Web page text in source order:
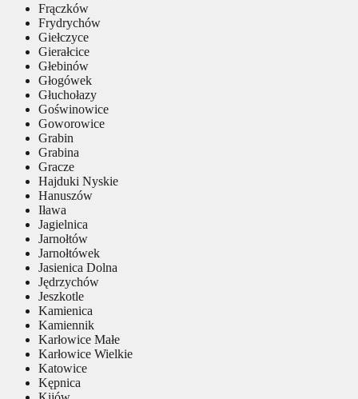
Frączków
Frydrychów
Giełczyce
Gierałcice
Głebinów
Głogówek
Głuchołazy
Goświnowice
Goworowice
Grabin
Grabina
Gracze
Hajduki Nyskie
Hanuszów
Iława
Jagielnica
Jarnołtów
Jarnołtówek
Jasienica Dolna
Jędrzychów
Jeszkotle
Kamienica
Kamiennik
Karłowice Małe
Karłowice Wielkie
Katowice
Kępnica